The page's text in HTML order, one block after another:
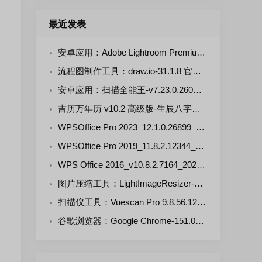
最近发表
安卓应用：Adobe Lightroom Premium-v11.5.0(711105000) 解锁版
流程图制作工具：draw.io-31.1.8 官方正式版
安卓应用：扫描全能王-v7.23.0.2607290000-VIP 解锁版
吉历万年历 v10.2 高级版-生辰八字，择日禁忌，运势财运
WPSOffice Pro 2023_12.1.0.26899_20260806 雨糖科技特别版
WPSOffice Pro 2019_11.8.2.12344_20260806 雨糖科技特别版
WPS Office 2016_v10.8.2.7164_20260806 雨糖科技特别版
图片压缩工具：LightImageResizer-v7.6.5.176 绿色版
扫描仪工具：Vuescan Pro 9.8.56.12 中文绿色便携版
谷歌浏览器：Google Chrome-151.0.7922.109 官方正式版+便携增强版